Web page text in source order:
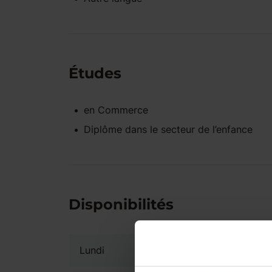
Études
en Commerce
Diplôme dans le secteur de l’enfance
Disponibilités
Lundi